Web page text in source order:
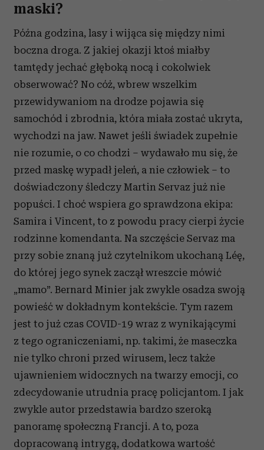
maski?
Późna godzina, lasy i wijąca się między nimi
boczna droga. Z jakiej okazji ktoś miałby
tamtędy jechać głęboką nocą i cokolwiek
obserwować? No cóż, wbrew wszelkim
przewidywaniom na drodze pojawia się
samochód i zbrodnia, która miała zostać ukryta,
wychodzi na jaw. Nawet jeśli świadek zupełnie
nie rozumie, o co chodzi – wydawało mu się, że
przed maskę wypadł jeleń, a nie człowiek – to
doświadczony śledczy Martin Servaz już nie
popuści. I choć wspiera go sprawdzona ekipa:
Samira i Vincent, to z powodu pracy cierpi życie
rodzinne komendanta. Na szczęście Servaz ma
przy sobie znaną już czytelnikom ukochaną Léę,
do której jego synek zaczął wreszcie mówić
„mamo”. Bernard Minier jak zwykle osadza swoją
powieść w dokładnym kontekście. Tym razem
jest to już czas COVID-19 wraz z wynikającymi
z tego ograniczeniami, np. takimi, że maseczka
nie tylko chroni przed wirusem, lecz także
ujawnieniem widocznych na twarzy emocji, co
zdecydowanie utrudnia pracę policjantom. I jak
zwykle autor przedstawia bardzo szeroką
panoramę społeczną Francji. A to, poza
dopracowaną intrygą, dodatkowa wartość